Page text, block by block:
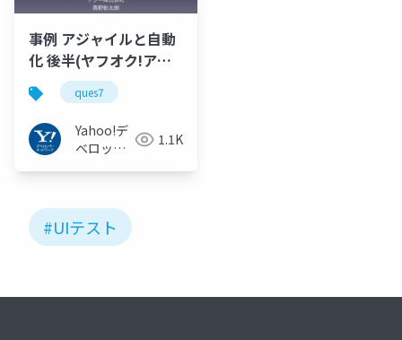
事例 アジャイルと自動
化 後半(ヤフオク!アプ
リでの自動テストの事
例紹介) at Ques vol.7(
#ques7 ) 11/20/2015
ques7
Yahoo!デ
ベロッパ
1.1K
#UIテスト